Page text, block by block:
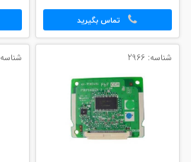
تماس بگیرید
شناسه: 2966 شناسه: